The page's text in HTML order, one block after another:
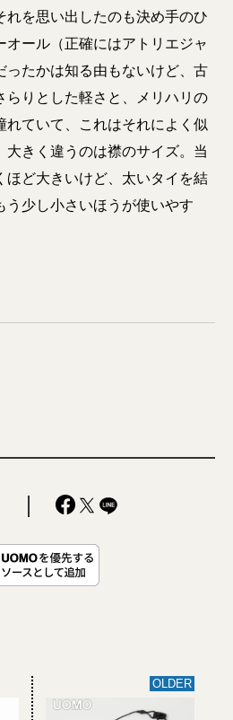
れを思い出したのも決め手のひ
オール（正確にはアトリエジャ
ったかは知る由もないけど、古
らりとした軽さと、メリハリの
れていて、これはそれによく似
大きく違うのは襟のサイズ。当
ほど大きいけど、太いタイを結
う少し小さいほうが使いやす
OLDER